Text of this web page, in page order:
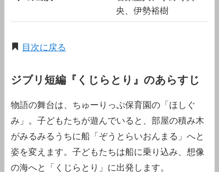
央、伊勢裕樹
目次に戻る
ジブリ短編『くじらとり』のあらすじ
物語の舞台は、ちゅーりっぷ保育園の「ほしぐ
み」。子どもたちが遊んでいると、部屋の積み木
がみるみるうちに船「ぞうとらいおんまる」へと
姿を変えます。子どもたちは船に乗り込み、想像
の海へと「くじらとり」に出発します。